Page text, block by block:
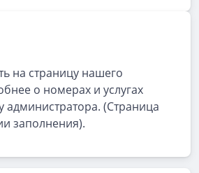
на страницу нашего
о номерах и услугах
администратора. (Страница
заполнения).